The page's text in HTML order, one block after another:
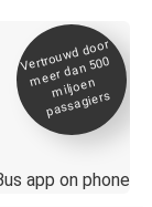
Vertrou
wd door
meer dan 500
miljoen
passagiers